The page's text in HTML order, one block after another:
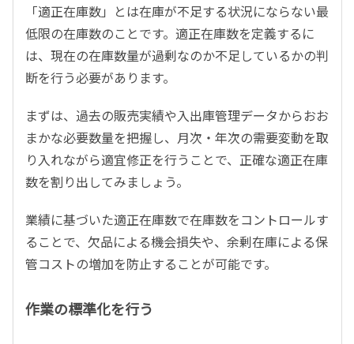
「適正在庫数」とは在庫が不足する状況にならない最
低限の在庫数のことです。適正在庫数を定義するに
は、現在の在庫数量が過剰なのか不足しているかの判
断を行う必要があります。
まずは、過去の販売実績や入出庫管理データからおお
まかな必要数量を把握し、月次・年次の需要変動を取
り入れながら適宜修正を行うことで、正確な適正在庫
数を割り出してみましょう。
業績に基づいた適正在庫数で在庫数をコントロールす
ることで、欠品による機会損失や、余剰在庫による保
管コストの増加を防止することが可能です。
作業の標準化を行う